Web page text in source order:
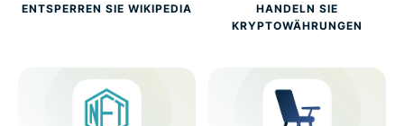
ENTSPERREN SIE WIKIPEDIA
HANDELN SIE
KRYPTOWÄHRUNGEN